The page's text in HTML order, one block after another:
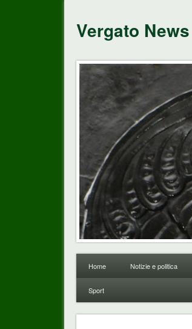
Vergato
Home Notizie e politica
Sport